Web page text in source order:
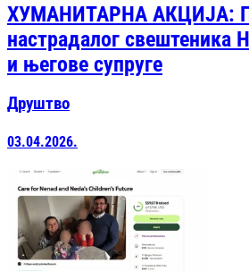
ХУМАНИТАРНА АКЦИЈА:
настрадалог свештеника
и његове супруге
Друштво
03.04.2026.